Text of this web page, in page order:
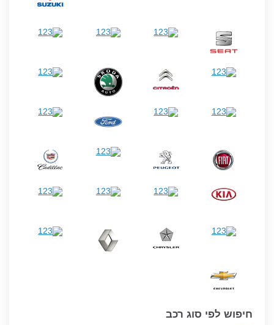
חיפוש לפי סוג רכב